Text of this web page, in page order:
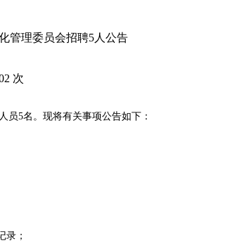
管理委员会招聘5人公告
次
员5名。现将有关事项公告如下：
；